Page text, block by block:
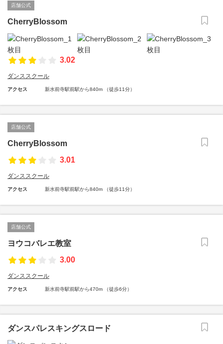
店舗公式
CherryBlossom
3.02
ダンススクール
アクセス 新水前寺駅前駅から840m （徒歩11分）
店舗公式
CherryBlossom
3.01
ダンススクール
アクセス 新水前寺駅前駅から840m （徒歩11分）
店舗公式
ヨウコバレエ教室
3.00
ダンススクール
アクセス 新水前寺駅前駅から470m （徒歩6分）
ダンスパレスキングスロード